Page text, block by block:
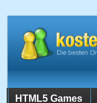
HTML5 Games